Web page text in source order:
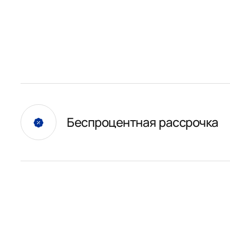
Беспроцентная рассрочка